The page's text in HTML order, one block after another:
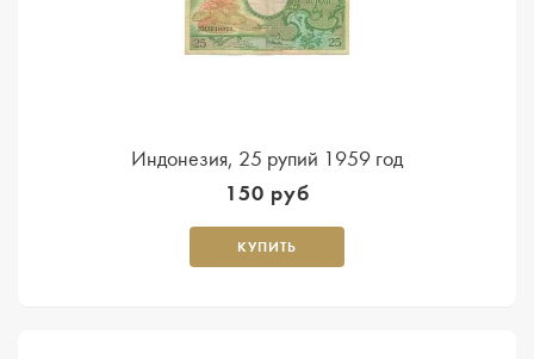
Индонезия, 25 рупий 1959 год
150 руб
КУПИТЬ